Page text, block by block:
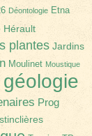
Déontologie Etna
Hérault
plantes Jardins
Moulinet Moustique
Prog